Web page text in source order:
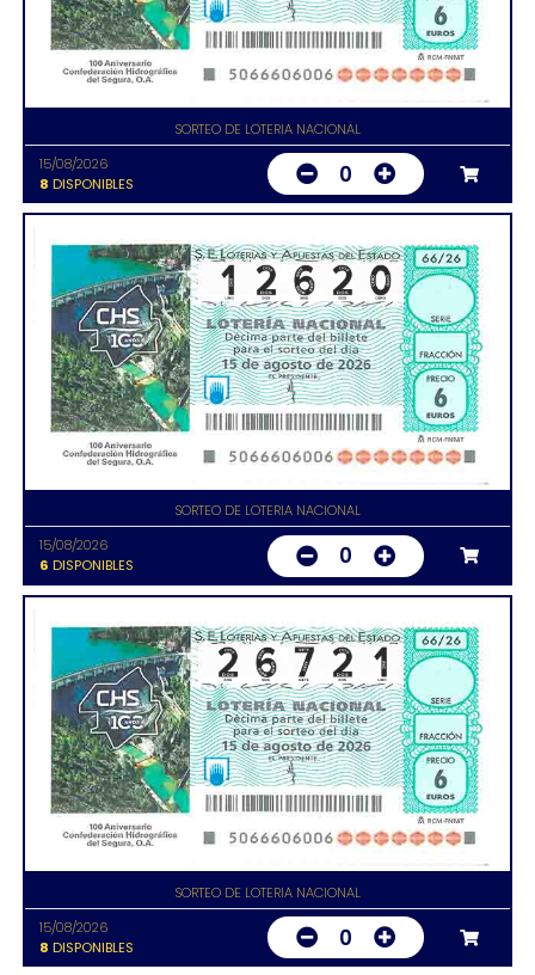
SORTEO DE LOTERIA NACIONAL
15/08/2026
8 DISPONIBLES 0
SORTEO DE LOTERIA NACIONAL
15/08/2026
6 DISPONIBLES 0
SORTEO DE LOTERIA NACIONAL
15/08/2026
8 DISPONIBLES 0